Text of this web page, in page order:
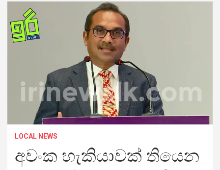
LOCAL NEWS
අවංක හැකියාවක් තියෙන